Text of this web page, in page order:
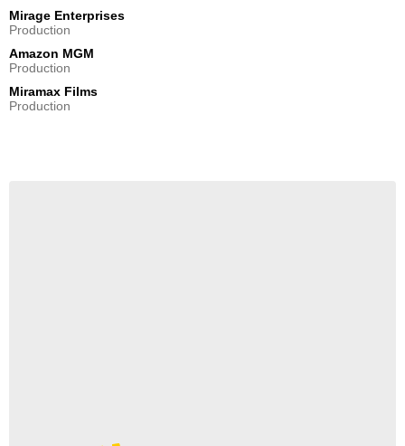
Mirage Enterprises
Production
Amazon MGM
Production
Miramax Films
Production